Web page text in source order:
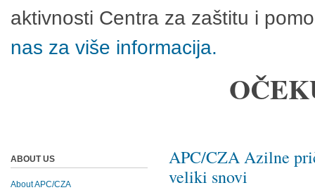
aktivnosti Centra za zaštitu i
nas za više informacija.
APC/CZA Azilne
veliki snovi
ABOUT US
About APC/CZA